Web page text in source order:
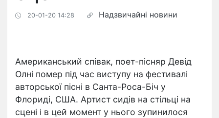
20-01-20 14:28 Надзвичайні новини
Американський співак, поет-пісняр Девід
Олні помер під час виступу на фестивалі
авторської пісні в Санта-Роса-Біч у
Флориді, США. Артист сидів на стільці на
сцені і в цей момент у нього зупинилося